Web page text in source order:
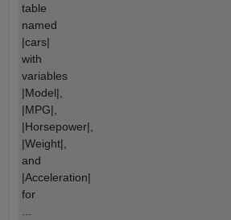
table
named
|cars|
with
variables
|Model|,
|MPG|,
|Horsepower|,
|Weight|,
and
|Acceleration|
for